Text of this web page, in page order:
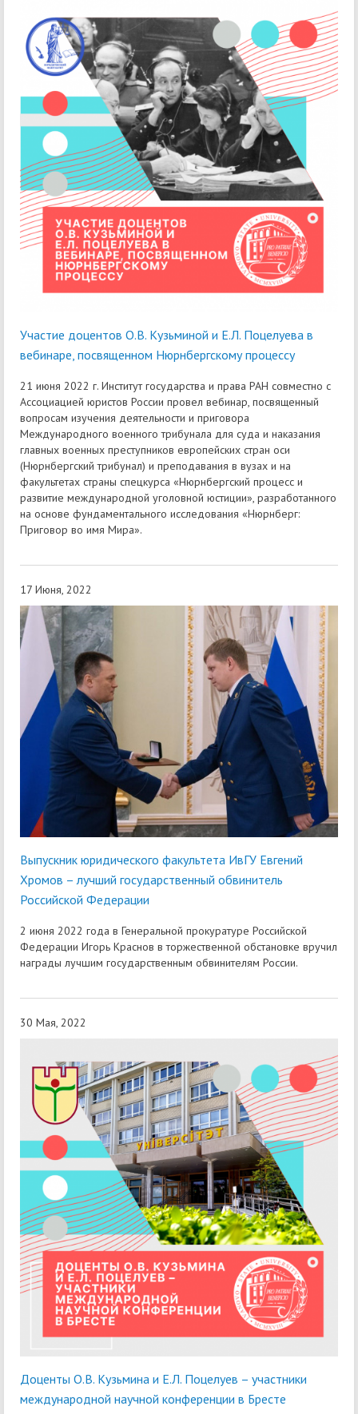
Участие доцентов О.В. Кузьминой и Е.Л. Поцелуева в
вебинаре, посвященном Нюрнбергскому процессу
21 июня 2022 г. Институт государства и права РАН совместно с
Ассоциацией юристов России провел вебинар, посвященный
вопросам изучения деятельности и приговора
Международного военного трибунала для суда и наказания
главных военных преступников европейских стран оси
(Нюрнбергский трибунал) и преподавания в вузах и на
факультетах страны спецкурса «Нюрнбергский процесс и
развитие международной уголовной юстиции», разработанного
на основе фундаментального исследования «Нюрнберг:
Приговор во имя Мира».
17 Июня, 2022
Выпускник юридического факультета ИвГУ Евгений
Хромов – лучший государственный обвинитель
Российской Федерации
2 июня 2022 года в Генеральной прокуратуре Российской
Федерации Игорь Краснов в торжественной обстановке вручил
награды лучшим государственным обвинителям России.
30 Мая, 2022
Доценты О.В. Кузьмина и Е.Л. Поцелуев – участники
международной научной конференции в Бресте